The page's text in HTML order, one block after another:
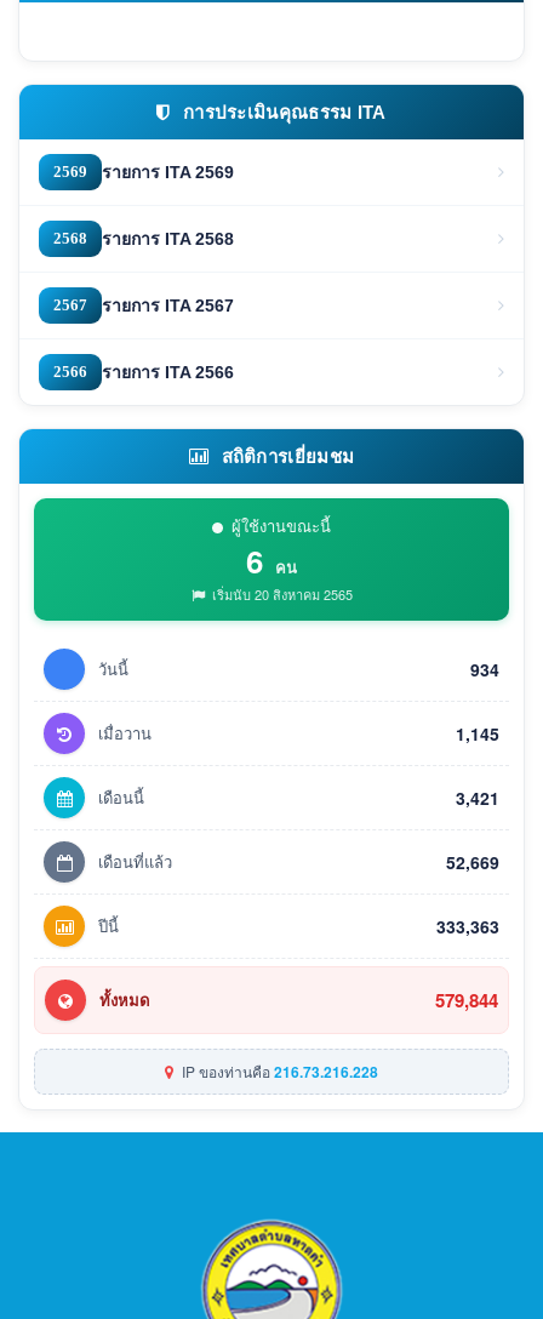
การประเมินคุณธรรม ITA
2569 รายการ ITA 2569
2568 รายการ ITA 2568
2567 รายการ ITA 2567
2566 รายการ ITA 2566
สถิติการเยี่ยมชม
ผู้ใช้งานขณะนี้
6 คน
เริ่มนับ 20 สิงหาคม 2565
วันนี้ 934
เมื่อวาน 1,145
เดือนนี้ 3,421
เดือนที่แล้ว 52,669
ปีนี้ 333,363
ทั้งหมด 579,844
IP ของท่านคือ216.73.216.228